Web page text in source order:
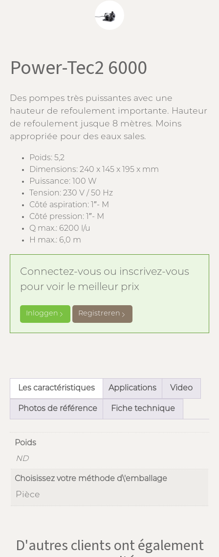
Power-Tec2 6000
Des pompes très puissantes avec une
hauteur de refoulement importante. Hauteur
de refoulement jusque 8 mètres. Moins
appropriée pour des eaux sales.
Poids: 5,2
Dimensions: 240 x 145 x 195 x mm
Puissance: 100 W
Tension: 230 V / 50 Hz
Côté aspiration: 1″- M
Côté pression: 1″- M
Q max.: 6200 l/u
H max.: 6,0 m
Connectez-vous ou inscrivez-vous
pour voir le meilleur prix
Inloggen Registreren
Les caractéristiques Applications Video
Photos de référence Fiche technique
Poids
ND
Choisissez votre méthode d\'emballage
Pièce
D'autres clients ont également